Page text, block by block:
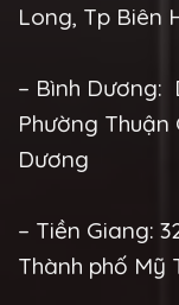
Long, Tp Biên
– Bình Dương:
Phường Thuận
Dương
– Tiền Giang:
Thành phố Mỹ